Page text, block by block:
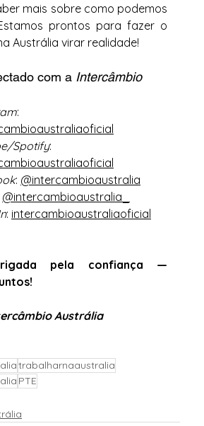
mais sobre como podemos
prontos para fazer o
Austrália virar realidade!
com a Intercâmbio
:
Spotify:
: @intercambioaustralia
@intercambioaustralia_
: intercambioaustraliaoficial
pela confiança —
Austrália
trabalharnaaustralia
PTE